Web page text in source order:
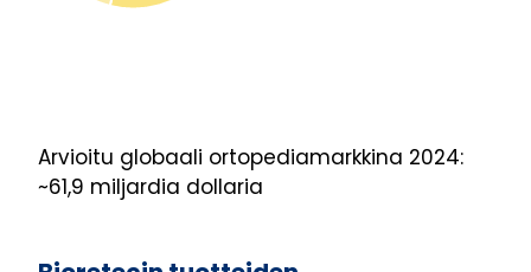
Arvioitu globaali ortopediamarkkina 2024:
~61,9 miljardia dollaria